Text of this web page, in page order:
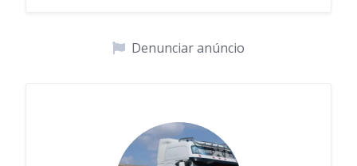
Denunciar anúncio